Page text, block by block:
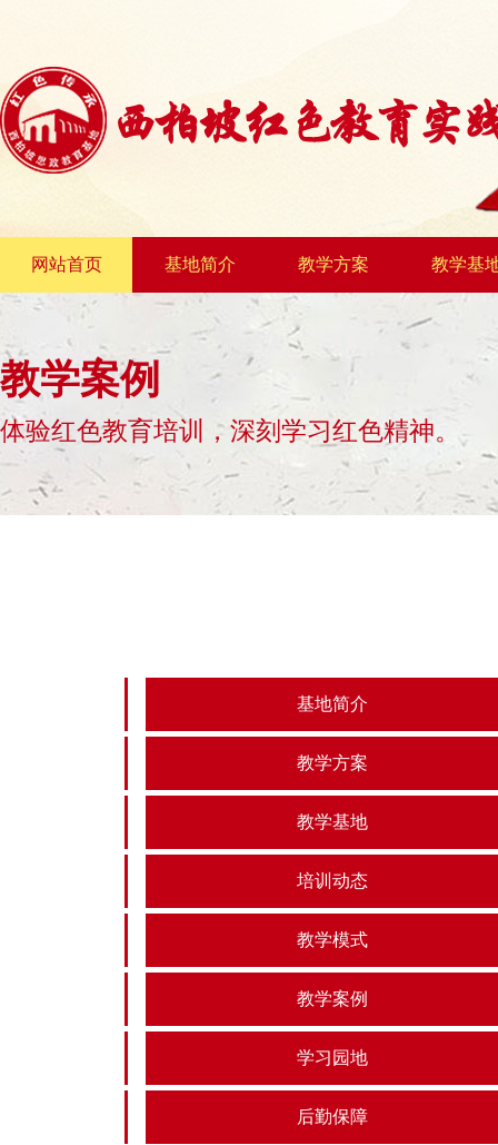
网站首页 基地简介 教学方案 教学基
教学案例
体验红色教育培训，深刻学习红色精神。
基地简介
教学方案
教学基地
培训动态
教学模式
教学案例
学习园地
后勤保障